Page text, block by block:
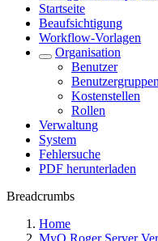
Startseite
Beaufsichtigung
Workflow-Vorlagen
Organisation
Benutzer
Benutzergruppen
Kostenstellen
Rollen
Verwaltung
System
Fehlersuche
PDF herunterladen
Breadcrumbs
Home
MyQ Roger Server